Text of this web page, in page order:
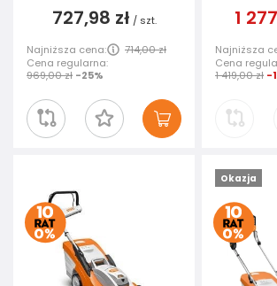
727,98 zł / szt.
Najniższa cena:
714,00 zł
Cena regularna:
969,00 zł -25%
1
Najniższa
Cena
1 419,00 zł -
Okazja